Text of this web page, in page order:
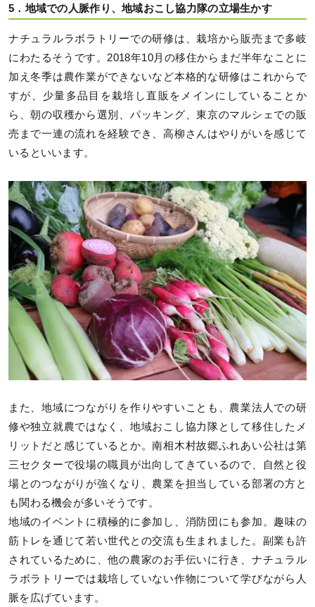
5．地域での人脈作り、地域おこし協力隊の立場生かす
ナチュラルラボラトリーでの研修は、栽培から販売まで多岐
にわたるそうです。2018年10月の移住からまだ半年なことに
加え冬季は農作業ができないなど本格的な研修はこれからで
すが、少量多品目を栽培し直販をメインにしていることか
ら、朝の収穫から選別、パッキング、東京のマルシェでの販
売まで一連の流れを経験でき、高柳さんはやりがいを感じて
いるといいます。
また、地域につながりを作りやすいことも、農業法人での研
修や独立就農ではなく、地域おこし協力隊として移住したメ
リットだと感じているとか。南相木村故郷ふれあい公社は第
三セクターで役場の職員が出向してきているので、自然と役
場とのつながりが強くなり、農業を担当している部署の方と
も関わる機会が多いそうです。
地域のイベントに積極的に参加し、消防団にも参加。趣味の
筋トレを通じて若い世代との交流も生まれました。副業も許
されているために、他の農家のお手伝いに行き、ナチュラル
ラボラトリーでは栽培していない作物について学びながら人
脈を広げています。